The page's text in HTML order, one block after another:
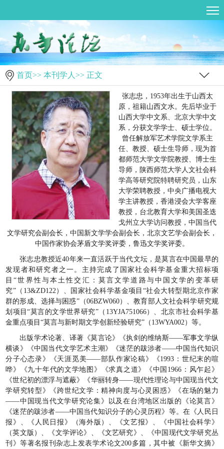
首页>> 本刊学人 >> 正文
张志忠，1953年出生于山西太
原，祖籍山西文水。先后毕业于
山西大学中文系、北京大学中文
系，分获文学学士、硕士学位。
曾任解放军艺术学院文学系主
任、教授、硕士生导师，现为首
都师范大学文学院教授、博士生
导师，陕西师范大学人文社会科
学高等研究院特聘研究员，山东
大学荣聘教授，中央广播电视大
学主讲教授，香港浸会大学客座
教授，台北教育大学和美国圣迭
戈州立大学访问教授，中国当代
文学研究会副会长，中国新文学学会副会长，北京文艺学会副会长，
中国作家协会茅盾文学奖评委，鲁迅文学奖评委。
张志忠教授近40年来一直活跃于当代文坛，是莫言在中国最早的
发现者和研究者之一。主持完成了国家社会科学基金重大招标项
目“世界性与本土性交汇：莫言文学道路与中国文学的变革研
究”（13&ZD122）、国家社会科学基金项目“社会大转型期北京作家
群的形成、选择与困惑”（06BZW060）、教育部人文社会科学研究规
划项目“莫言的文学世界研究”（13YJA751066）、北京市社会科学基
金重点项目“莫言与新时期文学创新经验研究”（13WYA002）等。
出版学术论著、译著《莫言论》《执剑的维纳斯——军事文学纵
横谈》《中国当代文学艺术主潮》《迷茫的跋涉者——中国当代知识
分子心态录》《天涯觅美——部队作家论稿》《1993：世纪末的喧
哗》《九十年代的文学地图》《求真之道》《中国1966：风乍起》
《世纪初的漂浮与遮蔽》《华丽转身——现代性理论与中国现当代文
学研究转型》《跨世纪文学：精神向度与心灵困惑》《在场的魅力
——中国现当代文学研究论集》以及在台湾地区出版的《论莫言》
《迷茫的跋涉者——中国当代知识分子的心灵历程》等。在《人民日
报》、《人民日报》（海外版）、《文艺报》、《中国社会科学》
（英文版）、《文学评论》、《文艺研究》、《中国现代文学研究丛
刊》等著名报刊杂志上发表学术论文200多篇，其中被《新华文摘》